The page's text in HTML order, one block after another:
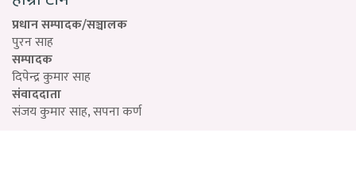
प्रधान सम्पादक/सञ्चालक
पुरन साह
सम्पादक
दिपेन्द्र कुमार साह
संवाददाता
संजय कुमार साह, सपना कर्ण